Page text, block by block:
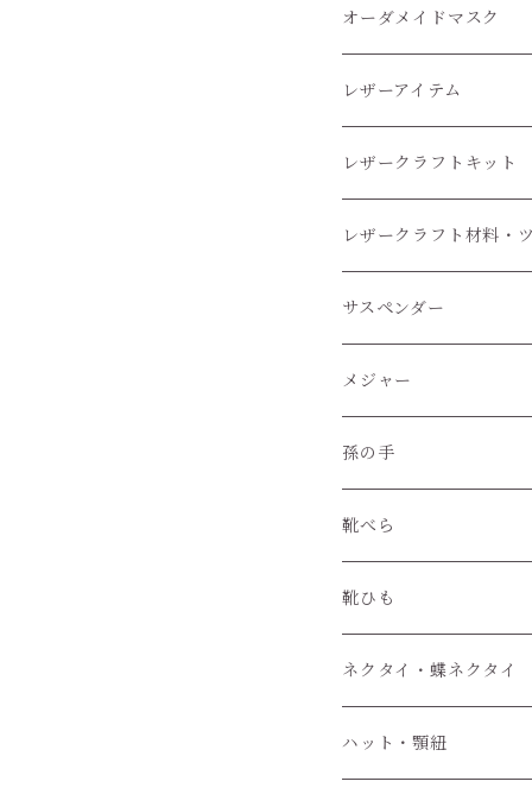
オーダメイドマスク
レザーアイテム
レザークラフトキット
レザークラフト材料・
レザークラフトツール
レザークラフト材料
サスペンダー
メジャー
孫の手
靴べら
靴ひも
ネクタイ・蝶ネクタイ
ワンタッチネクタイ
ハット・顎紐